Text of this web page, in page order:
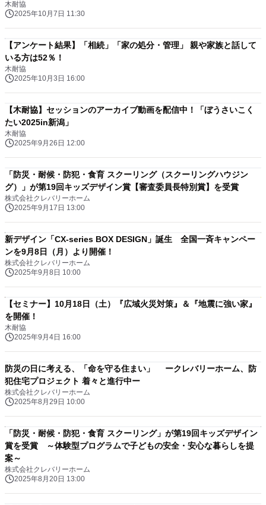
木耐協
2025年10月7日 11:30
【アンケート結果】「相続」「家の処分・管理」 親や家族と話して
いる方は52％！
木耐協
2025年10月3日 16:00
【木耐協】セッションのアーカイブ動画を配信中！「ぼうさいこく
たい2025in新潟」
木耐協
2025年9月26日 12:00
「防災・耐候・防犯・食育 スクーリング（スクーリングハウジン
グ）」が第19回キッズデザイン賞【審査委員長特別賞】を受賞
株式会社クレバリーホーム
2025年9月17日 13:00
新デザイン「CX-series BOX DESIGN」誕生 全国一斉キャンペー
ンを9月8日（月）より開催！
株式会社クレバリーホーム
2025年9月8日 10:00
【セミナー】10月18日（土）『広域火災対策』＆『地震に強い家』
を開催！
木耐協
2025年9月4日 16:00
防災の日に考える、「命を守る住まい」 ークレバリーホーム、防
犯住宅プロジェクト 着々と進行中ー
株式会社クレバリーホーム
2025年8月29日 10:00
「防災・耐候・防犯・食育 スクーリング」が第19回キッズデザイン
賞を受賞 ～体験型プログラムで子どもの安全・安心な暮らしを提
案～
株式会社クレバリーホーム
2025年8月20日 13:00